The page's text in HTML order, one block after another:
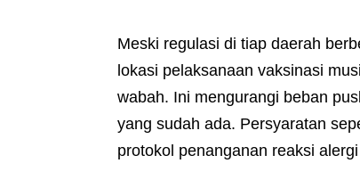
Meski regulasi di tiap daerah
lokasi pelaksanaan vaksinasi
wabah. Ini mengurangi beban
yang sudah ada. Persyaratan
protokol penanganan reaksi